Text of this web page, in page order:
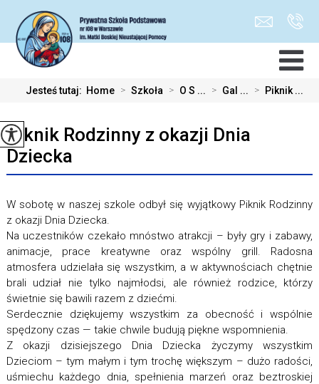
Jesteś tutaj: Home > Szkoła > O S ... > Gal ... > Piknik ...
Piknik Rodzinny z okazji Dnia
Dziecka
W sobotę w naszej szkole odbył się wyjątkowy Piknik Rodzinny
z okazji Dnia Dziecka.
Na uczestników czekało mnóstwo atrakcji – były gry i zabawy,
animacje, prace kreatywne oraz wspólny grill. Radosna
atmosfera udzielała się wszystkim, a w aktywnościach chętnie
brali udział nie tylko najmłodsi, ale również rodzice, którzy
świetnie się bawili razem z dziećmi.
Serdecznie dziękujemy wszystkim za obecność i wspólnie
spędzony czas — takie chwile budują piękne wspomnienia.
Z okazji dzisiejszego Dnia Dziecka życzymy wszystkim
Dzieciom – tym małym i tym trochę większym – dużo radości,
uśmiechu każdego dnia, spełnienia marzeń oraz beztroskiej